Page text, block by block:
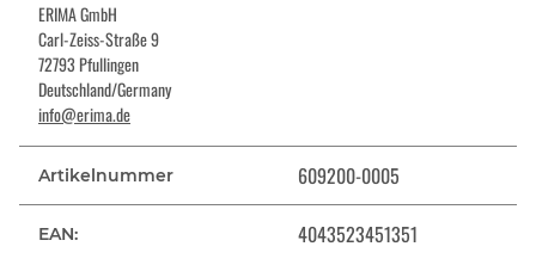
ERIMA GmbH
Carl-Zeiss-Straße 9
72793 Pfullingen
Deutschland/Germany
info@erima.de
Artikelnummer 609200-0005
EAN: 4043523451351